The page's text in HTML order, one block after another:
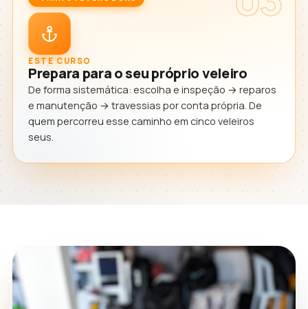
ESTE CURSO
Prepara para o seu próprio veleiro
De forma sistemática: escolha e inspeção → reparos
e manutenção → travessias por conta própria. De
quem percorreu esse caminho em cinco veleiros
seus.